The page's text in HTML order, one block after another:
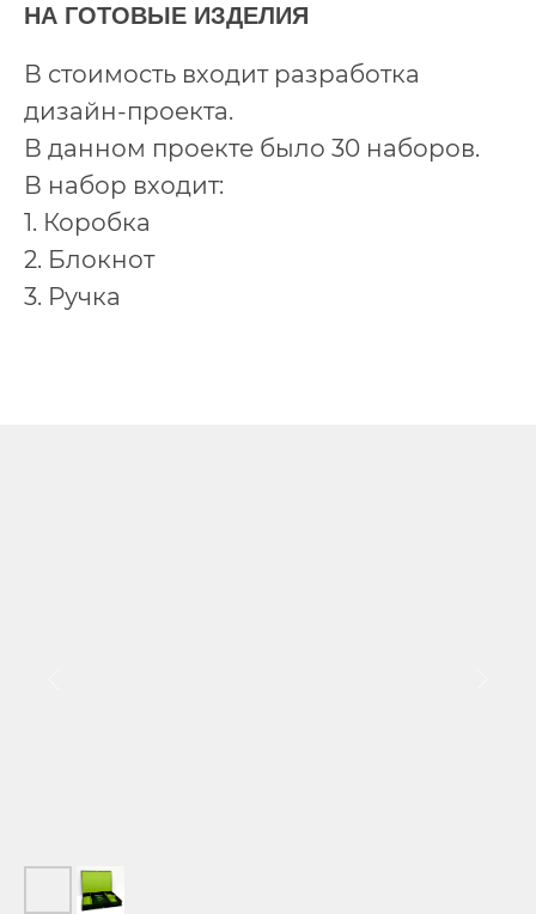
НА ГОТОВЫЕ ИЗДЕЛИЯ
В стоимость входит разработка
дизайн-проекта.
В данном проекте было 30 наборов.
В набор входит:
1. Коробка
2. Блокнот
3. Ручка